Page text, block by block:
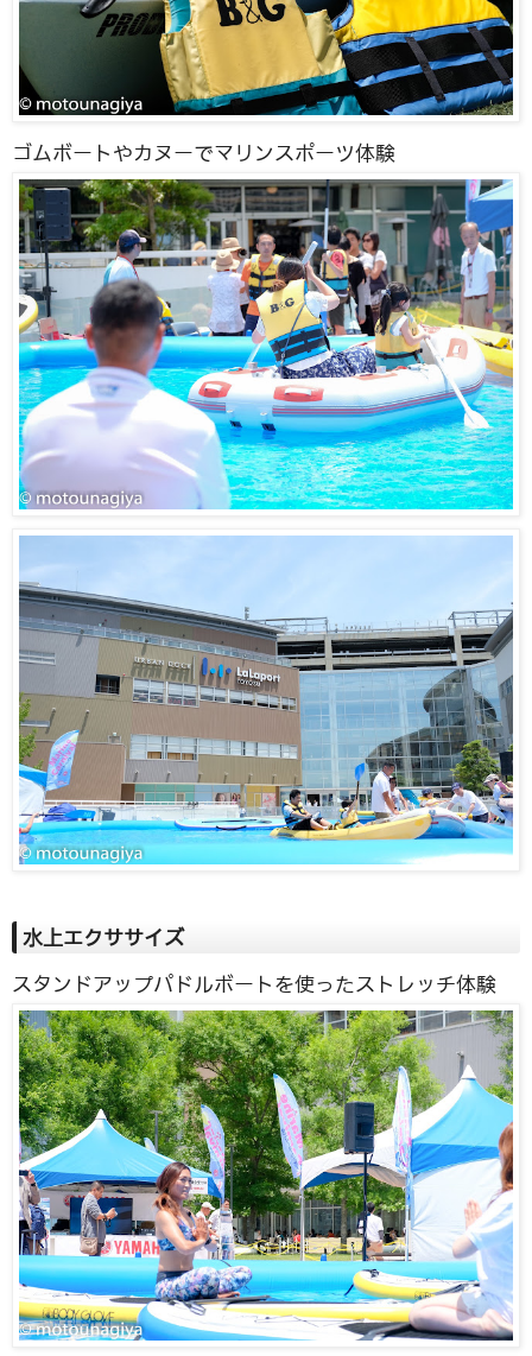
ゴムボートやカヌーでマリンスポーツ体験
水上エクササイズ
スタンドアップパドルボートを使ったストレッチ体験